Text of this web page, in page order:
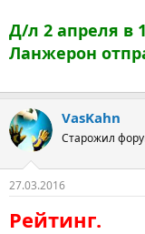
Д/л 2 апреля в
Ланжерон
VasKahn
Старожил
27.03.2016
Рейтинг.